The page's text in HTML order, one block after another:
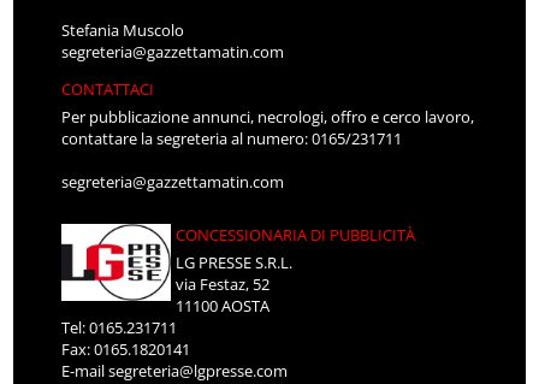
Stefania Muscolo
segreteria@gazzettamatin.com
CONTATTACI
Per pubblicazione annunci, necrologi, offro e cerco lavoro,
contattare la segreteria al numero: 0165/231711
segreteria@gazzettamatin.com
CONCESSIONARIA DI PUBBLICITÀ
LG PRESSE S.R.L.
via Festaz, 52
11100 AOSTA
Tel: 0165.231711
Fax: 0165.1820141
E-mailsegreteria@lgpresse.com